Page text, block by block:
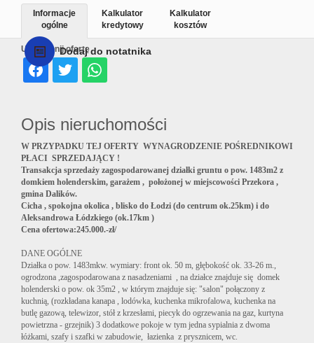
Dodaj do notatnika
Udostępnij ofertę
Informacje
ogólne
Kalkulator
kredytowy
Kalkulator
kosztów
Opis nieruchomości
W PRZYPADKU TEJ OFERTY WYNAGRODZENIE POŚREDNIKOWI
PŁACI SPRZEDAJĄCY !
Transakcja sprzedaży zagospodarowanej działki gruntu o pow. 1483m2 z
domkiem holenderskim, garażem , położonej w miejscowości Przekora ,
gmina Dalików.
Cicha , spokojna okolica , blisko do Łodzi (do centrum ok.25km) i do
Aleksandrowa Łódzkiego (ok.17km )
Cena ofertowa:245.000.-zł/
DANE OGÓLNE
Działka o pow. 1483mkw. wymiary: front ok. 50 m, głębokość ok. 33-26 m.,
ogrodzona ,zagospodarowana z nasadzeniami , na działce znajduje się domek
holenderski o pow. ok 35m2 , w którym znajduje się: "salon" połączony z
kuchnią, (rozkładana kanapa , lodówka, kuchenka mikrofalowa, kuchenka na
butlę gazową, telewizor, stół z krzesłami, piecyk do ogrzewania na gaz, kurtyna
powietrzna - grzejnik) 3 dodatkowe pokoje w tym jedna sypialnia z dwoma
łóżkami, szafy i szafki w zabudowie, łazienka z prysznicem, wc.